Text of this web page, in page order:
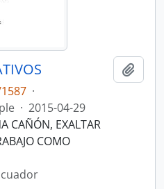
·
· 2015-04-29
CAÑÓN, EXALTAR
COMO